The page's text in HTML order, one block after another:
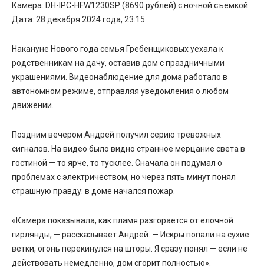
Камера: DH-IPC-HFW1230SP (8690 рублей) с ночной съемкой
Дата: 28 декабря 2024 года, 23:15
Накануне Нового года семья Гребенщиковых уехала к
родственникам на дачу, оставив дом с праздничными
украшениями. Видеонаблюдение для дома работало в
автономном режиме, отправляя уведомления о любом
движении.
Поздним вечером Андрей получил серию тревожных
сигналов. На видео было видно странное мерцание света в
гостиной — то ярче, то тусклее. Сначала он подумал о
проблемах с электричеством, но через пять минут понял
страшную правду: в доме начался пожар.
«Камера показывала, как пламя разгорается от елочной
гирлянды, — рассказывает Андрей. — Искры попали на сухие
ветки, огонь перекинулся на шторы. Я сразу понял — если не
действовать немедленно, дом сгорит полностью».